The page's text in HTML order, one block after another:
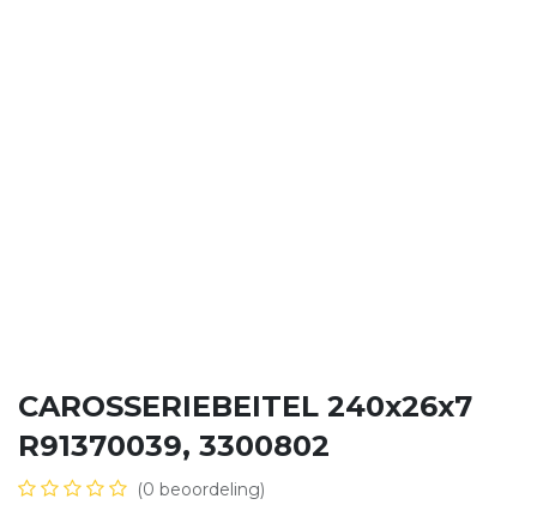
CAROSSERIEBEITEL 240x26x7
R91370039, 3300802
(0 beoordeling)